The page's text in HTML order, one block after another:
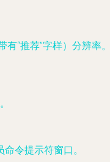
“推荐”字样）分辨率。
令提示符窗口。